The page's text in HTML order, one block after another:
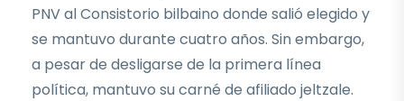
PNV al Consistorio bilbaino donde salió elegido y
se mantuvo durante cuatro años. Sin embargo,
a pesar de desligarse de la primera línea
política, mantuvo su carné de afiliado jeltzale.